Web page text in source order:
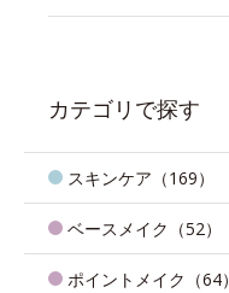
カテゴリで探す
スキンケア（169）
ベースメイク（52）
ポイントメイク（64）